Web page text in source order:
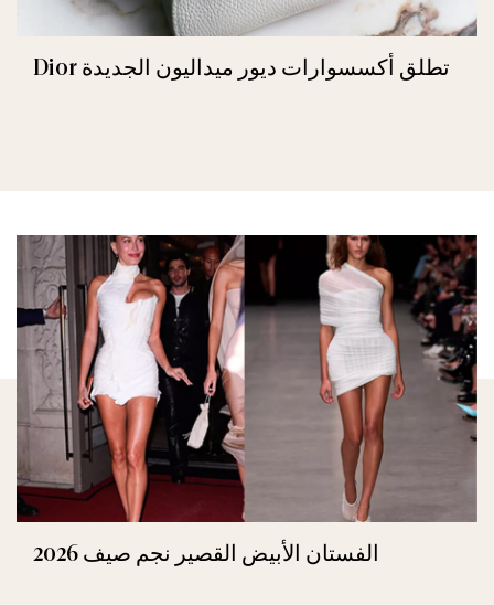
Dior تطلق أكسسوارات ديور ميداليون الجديدة
الفستان الأبيض القصير نجم صيف 2026